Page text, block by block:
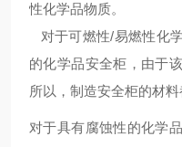
性化学品物质。
对于可燃性/易燃性化
的化学品安全柜，由于
所以，制造安全柜的材料
对于具有腐蚀性的化学